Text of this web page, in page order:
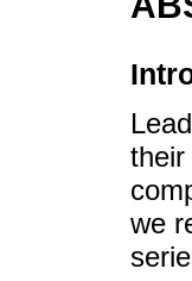
their
we